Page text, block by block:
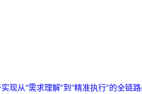
从“需求理解”到“精准执行”的全链